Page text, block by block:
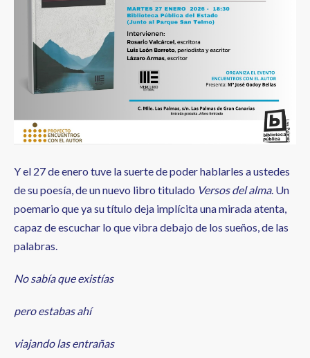
Y el 27 de enero tuve la suerte de poder hablarles a ustedes
de su poesía, de un nuevo libro titulado Versos del alma. Un
poemario que ya su título deja implícita una mirada atenta,
capaz de escuchar lo que vibra debajo de los sueños, de las
palabras.
No sabía que existías
pero estabas ahí
viajando las entrañas